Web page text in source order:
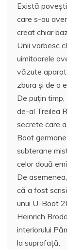
Există
care s-au
creat chiar
Unii vorbesc
uimitoarele
văzute
zbura și de a
De puţin
de-al Treilea
secrete care
Boot
subterane
celor două
De
că a fost
unui U-Boot
Heinrich
interiorului
la suprafață.